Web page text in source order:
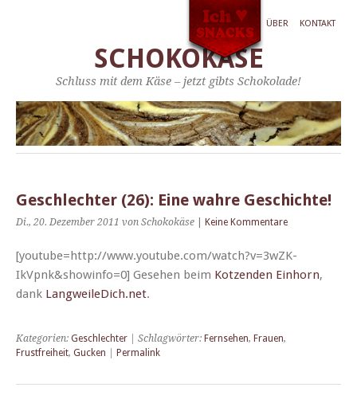
ÜBER KONTAKT
SCHOKOKÄSE
Schluss mit dem Käse – jetzt gibts Schokolade!
Geschlechter (26): Eine wahre Geschichte!
Di., 20. Dezember 2011 von Schokokäse Keine Kommentare
[youtube=http://www.youtube.com/watch?v=3wZK-
IkVpnk&showinfo=0] Gese­hen beim Kotzen­den Ein­horn,
dank LangweileDich.net.
Kategorien: Geschlechter | Schlagwörter: Fernsehen, Frauen,
Frustfreiheit, Gucken Permalink